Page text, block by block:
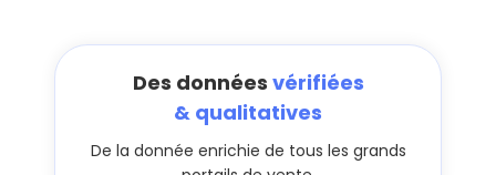
Des données vérifiées
& qualitatives
De la donnée enrichie de tous les grands